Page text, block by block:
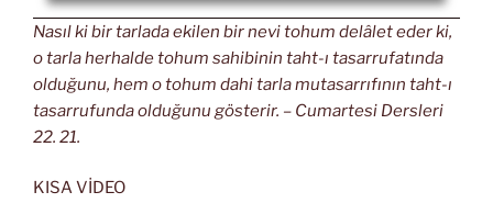
Nasıl ki bir tarlada ekilen bir nevi tohum delâlet eder ki,
o tarla herhalde tohum sahibinin taht-ı tasarrufatında
olduğunu, hem o tohum dahi tarla mutasarrıfının taht-ı
tasarrufunda olduğunu gösterir. – Cumartesi Dersleri
22. 21.
KISA VİDEO